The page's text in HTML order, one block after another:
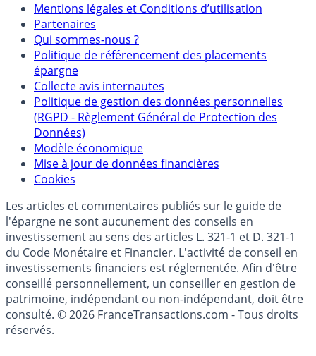
Mentions légales et Conditions d’utilisation
Partenaires
Qui sommes-nous ?
Politique de référencement des placements
épargne
Collecte avis internautes
Politique de gestion des données personnelles
(RGPD - Règlement Général de Protection des
Données)
Modèle économique
Mise à jour de données financières
Cookies
Les articles et commentaires publiés sur le guide de
l'épargne ne sont aucunement des conseils en
investissement au sens des articles L. 321-1 et D. 321-1
du Code Monétaire et Financier. L'activité de conseil en
investissements financiers est réglementée. Afin d'être
conseillé personnellement, un conseiller en gestion de
patrimoine, indépendant ou non-indépendant, doit être
consulté. © 2026 FranceTransactions.com - Tous droits
réservés.